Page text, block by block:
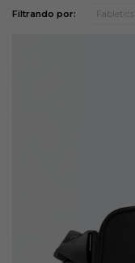
Filtrando por: Fabletics